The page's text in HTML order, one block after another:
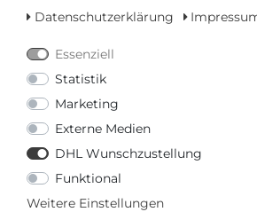
Abonnieren
schutz­erklärung
Einwilligung kann ich jederzeit
Datenschutzerklärung
Essenziell
Statistik
Marketing
Externe Medien
DHL Wunschzustellung
Funktional
Weitere Einstellungen